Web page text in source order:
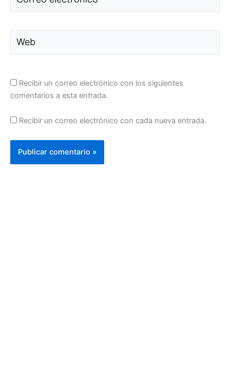
electrónico*
Recibir un correo electrónico con los siguientes
comentarios a esta entrada.
Recibir un correo electrónico con cada nueva entrada.